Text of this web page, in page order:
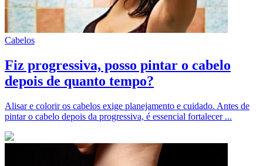
Cabelos
Fiz progressiva, posso pintar o cabelo
depois de quanto tempo?
Alisar e colorir os cabelos exige planejamento e cuidado. Antes de
pintar o cabelo depois da progressiva, é essencial fortalecer ...